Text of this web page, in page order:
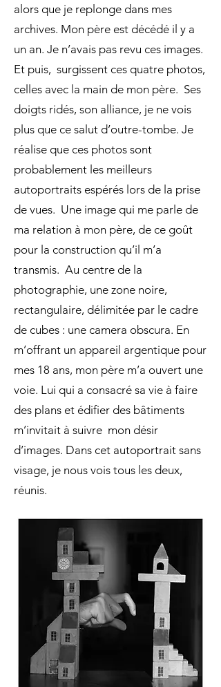
alors que je replonge dans mes
archives. Mon père est décédé il y a
un an. Je n’avais pas revu ces images.
Et puis, surgissent ces quatre photos,
celles avec la main de mon père. Ses
doigts ridés, son alliance, je ne vois
plus que ce salut d’outre-tombe. Je
réalise que ces photos sont
probablement les meilleurs
autoportraits espérés lors de la prise
de vues. Une image qui me parle de
ma relation à mon père, de ce goût
pour la construction qu’il m’a
transmis. Au centre de la
photographie, une zone noire,
rectangulaire, délimitée par le cadre
de cubes : une camera obscura. En
m’offrant un appareil argentique pour
mes 18 ans, mon père m’a ouvert une
voie. Lui qui a consacré sa vie à faire
des plans et édifier des bâtiments
m’invitait à suivre mon désir
d’images. Dans cet autoportrait sans
visage, je nous vois tous les deux,
réunis.